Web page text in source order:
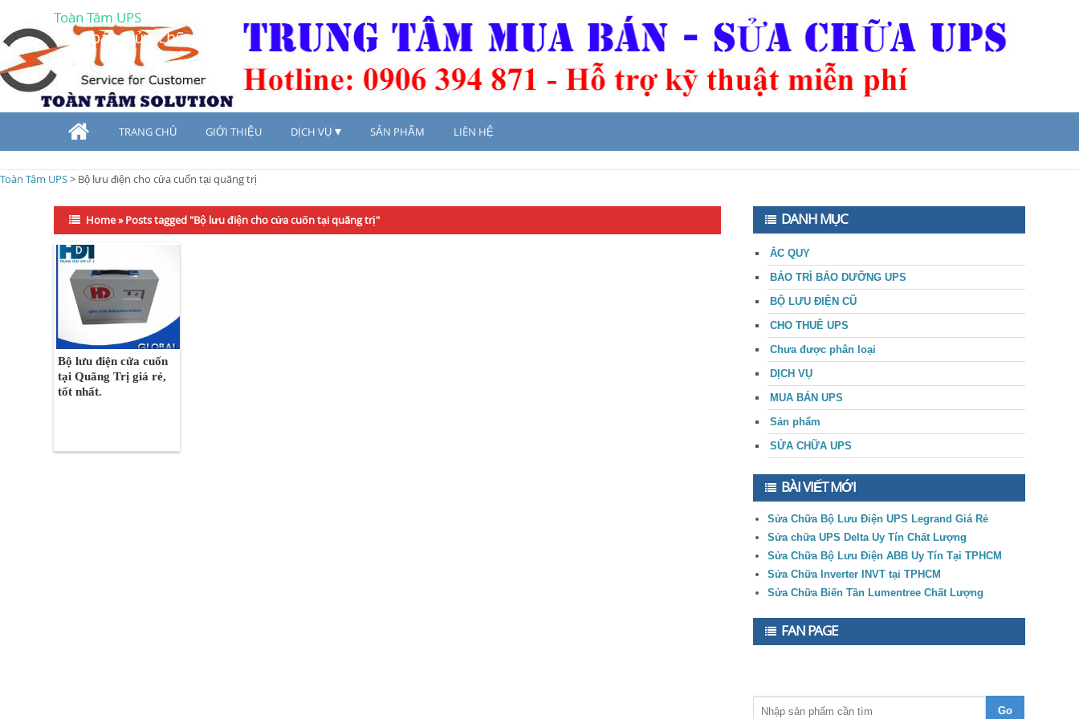
Toàn Tâm UPS
Mua bán, sửa chữa UPS
TRANG CHỦ GIỚI THIỆU DỊCH VỤ SẢN PHẨM LIÊN HỆ
Toàn Tâm UPS> Bộ lưu điện cho cửa cuốn tại quãng trị
Home»Posts tagged "Bộ lưu điện cho cửa cuốn tại quãng trị"
Bộ lưu điện cửa cuốn
tại Quãng Trị giá rẻ,
tốt nhất.
DANH MỤC
ẮC QUY
BẢO TRÌ BẢO DƯỠNG UPS
BỘ LƯU ĐIỆN CŨ
CHO THUÊ UPS
Chưa được phân loại
DỊCH VỤ
MUA BÁN UPS
Sản phẩm
SỬA CHỮA UPS
BÀI VIẾT MỚI
Sửa Chữa Bộ Lưu Điện UPS Legrand Giá Rẻ
Sửa chữa UPS Delta Uy Tín Chất Lượng
Sửa Chữa Bộ Lưu Điện ABB Uy Tín Tại TPHCM
Sửa Chữa Inverter INVT tại TPHCM
Sửa Chữa Biến Tần Lumentree Chất Lượng
FAN PAGE